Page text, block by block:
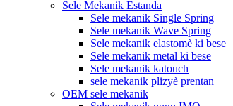
Sele Mekanik Estanda
Sele mekanik Single Spring
Sele mekanik Wave Spring
Sele mekanik elastomè ki bese
Sele mekanik metal ki bese
Sele mekanik katouch
sele mekanik plizyè prentan
OEM sele mekanik